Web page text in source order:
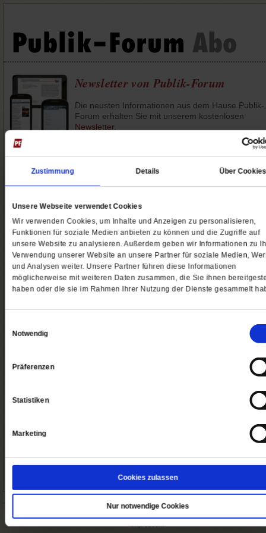
Zustimmung Details Über Cookies
Unsere Webseite verwendet Cookies
Wir verwenden Cookies, um Inhalte und Anzeigen zu personalisieren,
Funktionen für soziale Medien anbieten zu können und die Zugriffe auf
unsere Website zu analysieren. Außerdem geben wir Informationen zu
Verwendung unserer Website an unsere Partner für soziale Medien,
und Analysen weiter. Unsere Partner führen diese Informationen
möglicherweise mit weiteren Daten zusammen, die Sie ihnen
haben oder die sie im Rahmen Ihrer Nutzung der Dienste gesammelt
Notwendig
Präferenzen
Statistiken
Marketing
Cookies zulassen
Nur notwendige Cookies
Newsletter von Publik-Forum
Die neusten Informationen aus dem Hause Publik-
Forum erhalten Sie mit unserem kostenlosen
Newsletter.
Morgendliche Inspiration im hektischen Alltag
Ihnen der kostenlose Publik-ForumSpiritletter–
ausgewählt und kommentiert von namhaften
mit schön gestaltetem PDF-Anhang.
Newsletter Weisheitsletter
So erreichen Sie uns
Fax: 06171-7003-46
leserservice@publik-forum.de(Öffnet
in
einem
neuen
Tab)
Impressum